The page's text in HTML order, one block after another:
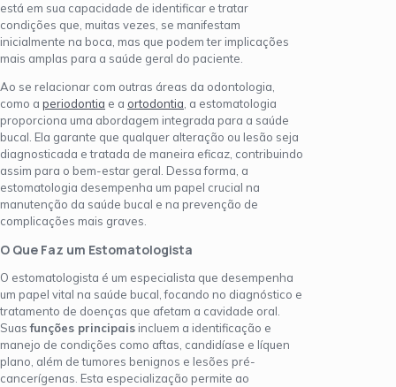
está em sua capacidade de identificar e tratar
condições que, muitas vezes, se manifestam
inicialmente na boca, mas que podem ter implicações
mais amplas para a saúde geral do paciente.
Ao se relacionar com outras áreas da odontologia,
como a periodontia e a ortodontia , a estomatologia
proporciona uma abordagem integrada para a saúde
bucal. Ela garante que qualquer alteração ou lesão seja
diagnosticada e tratada de maneira eficaz, contribuindo
assim para o bem-estar geral. Dessa forma, a
estomatologia desempenha um papel crucial na
manutenção da saúde bucal e na prevenção de
complicações mais graves.
O Que Faz um Estomatologista
O estomatologista é um especialista que desempenha
um papel vital na saúde bucal, focando no diagnóstico e
tratamento de doenças que afetam a cavidade oral.
Suasfunções principais incluem a identificação e
manejo de condições como aftas, candidíase e líquen
plano, além de tumores benignos e lesões pré-
cancerígenas. Esta especialização permite ao